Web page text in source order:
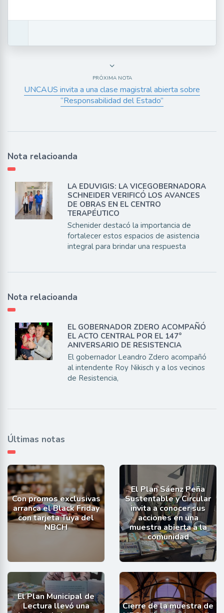
PRÓXIMA NOTA
UNCAUS invita a una clase magistral abierta sobre
“Responsabilidad del Estado”
Nota relacioanda
LA EDUVIGIS: LA VICEGOBERNADORA
SCHNEIDER VERIFICÓ LOS AVANCES
DE OBRAS EN EL CENTRO
TERAPÉUTICO
Schenider destacó la importancia de
fortalecer estos espacios de asistencia
integral para brindar una respuesta
Nota relacioanda
EL GOBERNADOR ZDERO ACOMPAÑÓ
EL ACTO CENTRAL POR EL 147°
ANIVERSARIO DE RESISTENCIA
El gobernador Leandro Zdero acompañó
al intendente Roy Nikisch y a los vecinos
de Resistencia,
Últimas notas
Con promos exclusivas
arranca el Black Friday
con tarjeta Tuya del
NBCH
El Plan Sáenz Peña
Sustentable y Circular
invita a conocer sus
acciones en una
muestra abierta a la
comunidad
El Plan Municipal de
Lectura llevó una
Cierre de la muestra de